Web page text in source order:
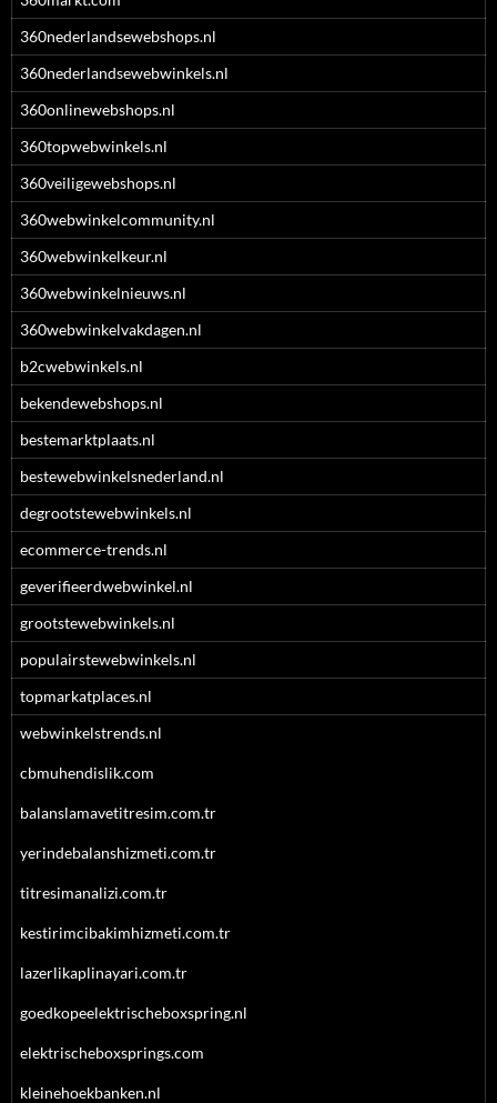
360nederlandsewebshops.nl
360nederlandsewebwinkels.nl
360onlinewebshops.nl
360topwebwinkels.nl
360veiligewebshops.nl
360webwinkelcommunity.nl
360webwinkelkeur.nl
360webwinkelnieuws.nl
360webwinkelvakdagen.nl
b2cwebwinkels.nl
bekendewebshops.nl
bestemarktplaats.nl
bestewebwinkelsnederland.nl
degrootstewebwinkels.nl
ecommerce-trends.nl
geverifieerdwebwinkel.nl
grootstewebwinkels.nl
populairstewebwinkels.nl
topmarkatplaces.nl
webwinkelstrends.nl
cbmuhendislik.com
balanslamavetitresim.com.tr
yerindebalanshizmeti.com.tr
titresimanalizi.com.tr
kestirimcibakimhizmeti.com.tr
lazerlikaplinayari.com.tr
goedkopeelektrischeboxspring.nl
elektrischeboxsprings.com
kleinehoekbanken.nl